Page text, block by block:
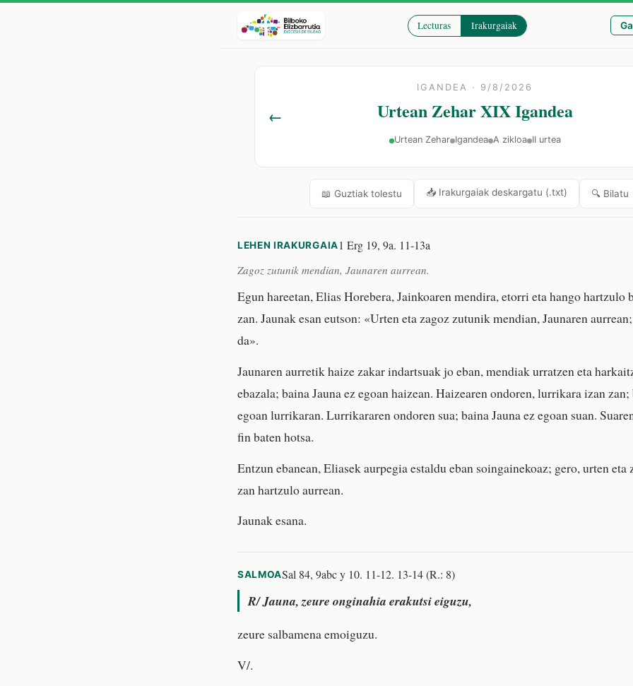
Lecturas Irakurgaiak
←
IGANDEA · 9/8/2026
Urtean Zehar XIX Igandea
Urtean Zehar Igandea A zikloa II urtea
📖 Guztiak tolestu 📥 Irakurgaiak deskargatu (.txt) 🔍 Bilatu
LEHEN IRAKURGAIA1 Erg 19, 9a. 11-13a
Zagoz zutunik mendian, Jaunaren aurrean.
Egun hareetan, Elias Horebera, Jainkoaren mendira, etorri eta hango hartzulo
zan. Jaunak esan eutson: «Urten eta zagoz zutunik mendian, Jaunaren
da».
Jaunaren aurretik haize zakar indartsuak jo eban, mendiak urratzen eta
ebazala; baina Jauna ez egoan haizean. Haizearen ondoren, lurrikara izan zan;
egoan lurrikaran. Lurrikararen ondoren sua; baina Jauna ez egoan suan.
fin baten hotsa.
Entzun ebanean, Eliasek aurpegia estaldu eban soingainekoaz; gero, urten
zan hartzulo aurrean.
Jaunak esana.
SALMOASal 84, 9abc y 10. 11-12. 13-14 (R.: 8)
R/Jauna, zeure onginahia erakutsi eiguzu,
zeure salbamena emoiguzu.
V/.